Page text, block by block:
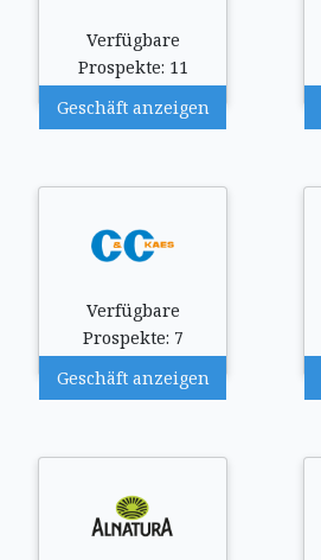
Verfügbare
Prospekte: 11
Geschäft anzeigen
Verfügbare
Prospekte: 7
Geschäft anzeigen